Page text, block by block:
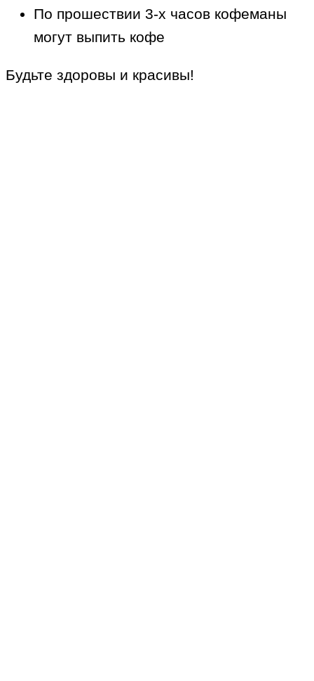
По прошествии 3-х часов кофеманы
могут выпить кофе
Будьте здоровы и красивы!